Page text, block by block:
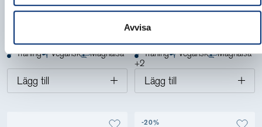
Avvisa
L-GLUTAMIN, 400 G
och tarmhälsa
Träning
Vegansk Maghälsa
Lägg till
INFLAMINO, 910 G
699,00 kr
Protein- och näringspulver för
återhämtning och balans
Träning
Vegansk
Maghälsa
+2
Lägg till
-20%